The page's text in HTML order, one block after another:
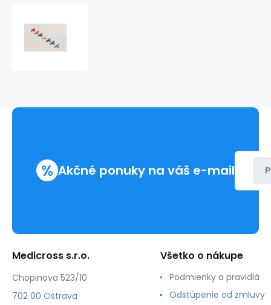
600
% Akčné ponuky na váš e-mail
Medicross s.r.o.
Chopinova 523/10
702 00 Ostrava
Všetko o nákupe
Podmienky a pravidlá
Odstúpenie od zmluvy